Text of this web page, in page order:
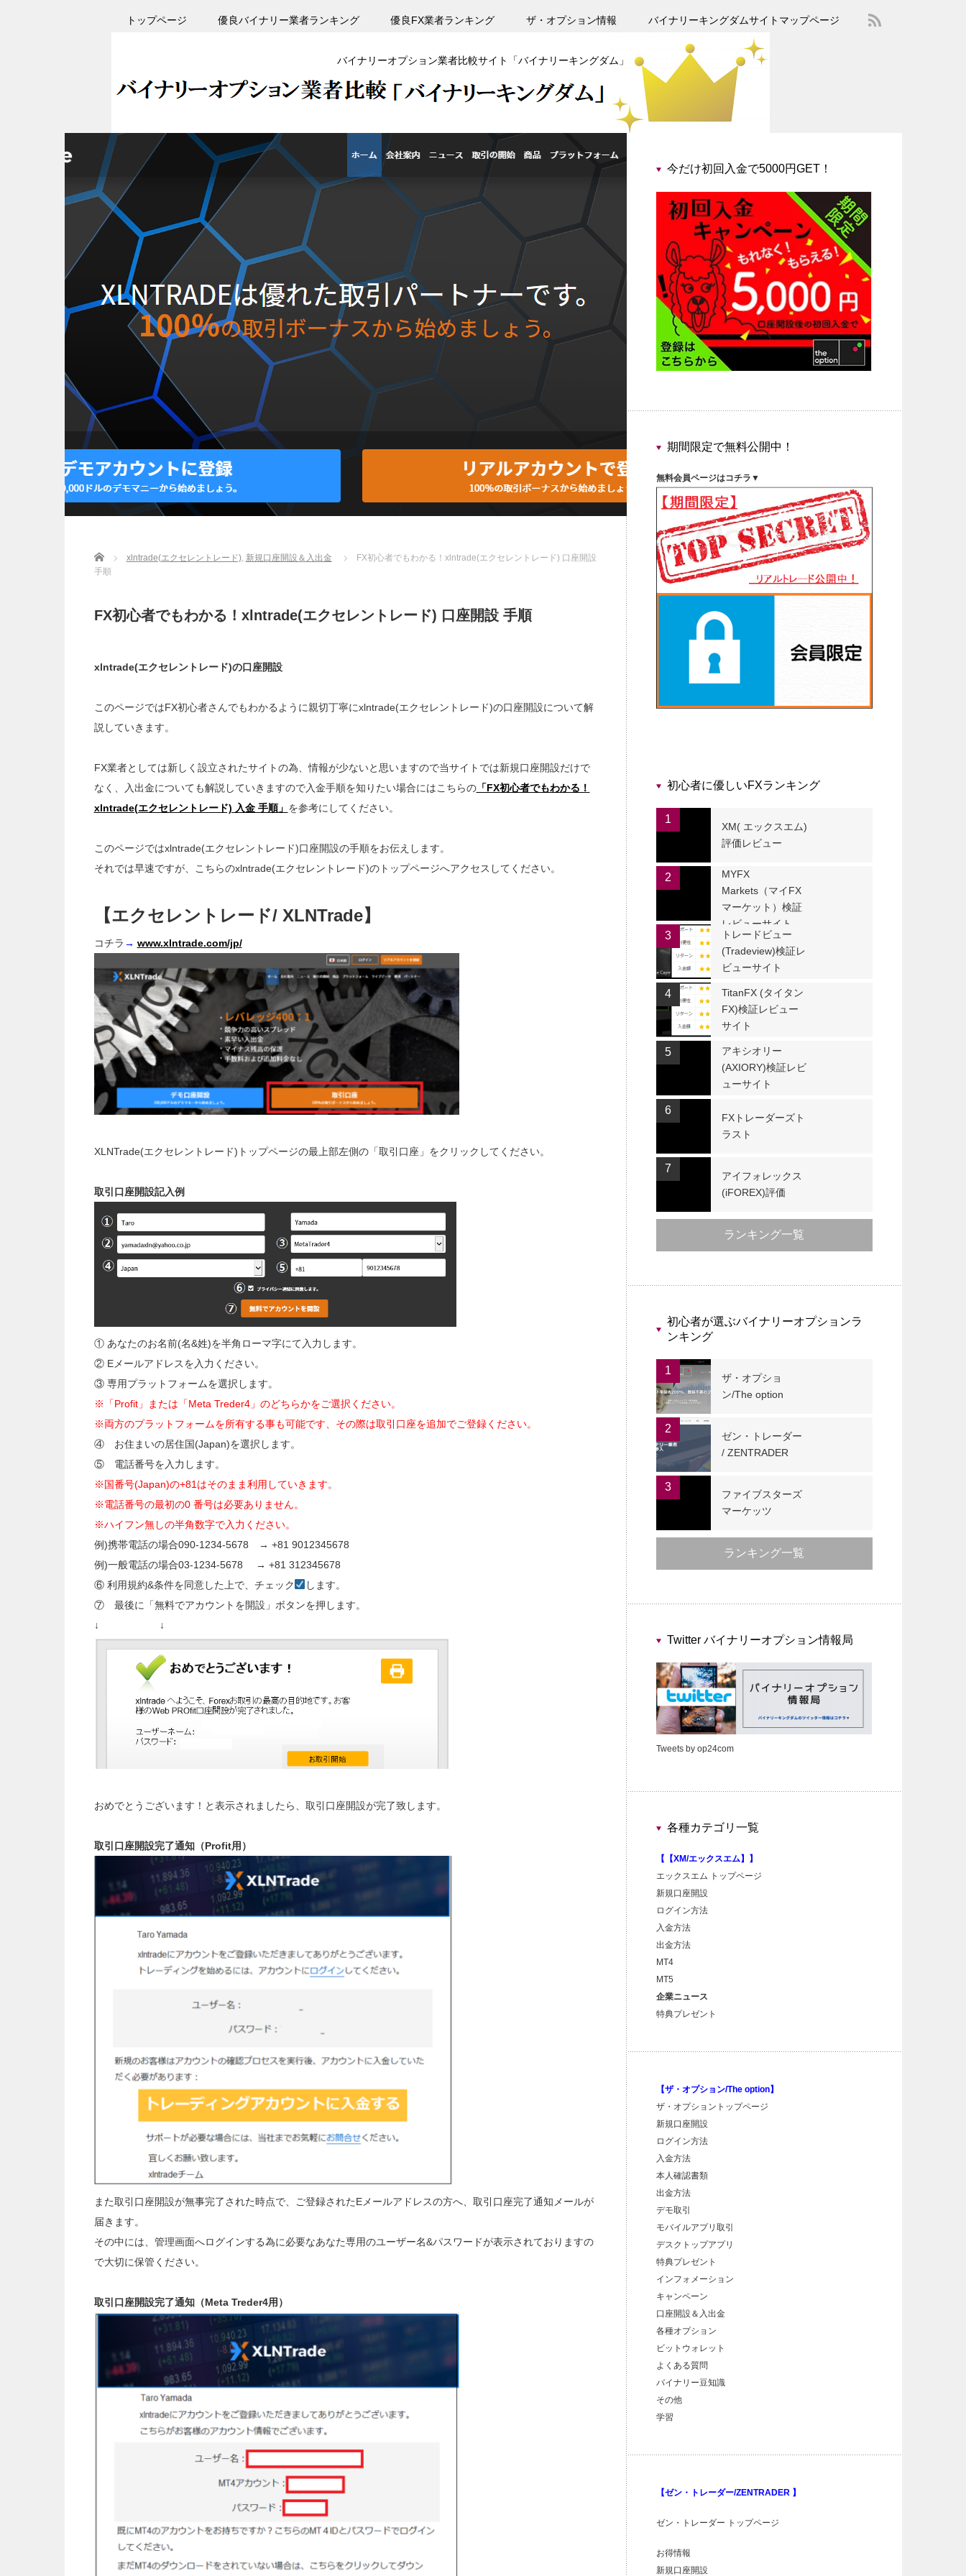
トップページ 優良バイナリー業者ランキング 優良FX業者ランキング ザ・オプション情報 バイナリーキングダムサイトマップページ
バイナリーオプション業者比較サイト「バイナリーキングダム」
Home xlntrade(エクセレントレード), 新規口座開設＆入出金
FX初心者でもわかる！xlntrade(エクセレントレード) 口座開設
手順
FX初心者でもわかる！xlntrade(エクセレントレード) 口座開設 手順
xlntrade(エクセレントレード)の口座開設
このページではFX初心者さんでもわかるように親切丁寧にxlntrade(エクセレントレード)の口座開設について解
説していきます。
FX業者としては新しく設立されたサイトの為、情報が少ないと思いますので当サイトでは新規口座開設だけで
なく、入出金についても解説していきますので入金手順を知りたい場合にはこちらの「FX初心者でもわかる！
xlntrade(エクセレントレード) 入金 手順」 を参考にしてください。
このページではxlntrade(エクセレントレード)口座開設の手順をお伝えします。
それでは早速ですが、こちらのxlntrade(エクセレントレード)のトップページへアクセスしてください。
【エクセレントレード/ XLNTrade】
コチラ → www.xlntrade.com/jp/
XLNTrade(エクセレントレード)トップページの最上部左側の「取引口座」をクリックしてください。
取引口座開設記入例
① あなたのお名前(名&姓)を半角ローマ字にて入力します。
② Eメールアドレスを入力ください。
③ 専用プラットフォームを選択します。
※「Profit」または「Meta Treder4」のどちらかをご選択ください。
※両方のプラットフォームを所有する事も可能です、その際は取引口座を追加でご登録ください。
④ お住まいの居住国(Japan)を選択します。
⑤ 電話番号を入力します。
※国番号(Japan)の+81はそのまま利用していきます。
※電話番号の最初の0 番号は必要ありません。
※ハイフン無しの半角数字で入力ください。
例)携帯電話の場合090-1234-5678 → +81 9012345678
例)一般電話の場合03-1234-5678 → +81 312345678
⑥ 利用規約&条件を同意した上で、チェック
します。
⑦ 最後に「無料でアカウントを開設」ボタンを押します。
↓ ↓
おめでとうございます！と表示されましたら、取引口座開設が完了致します。
取引口座開設完了通知（Profit用）
また取引口座開設が無事完了された時点で、ご登録されたEメールアドレスの方へ、取引口座完了通知メールが
届きます。
その中には、管理画面へログインする為に必要なあなた専用のユーザー名&パスワードが表示されておりますの
で大切に保管ください。
取引口座開設完了通知（Meta Treder4用）
今だけ初回入金で5000円GET！
期間限定で無料公開中！
無料会員ページはコチラ▼
初心者に優しいFXランキング
1
XM( エックスエム)
評価レビュー
2
MYFX
Markets（マイFX
マーケット）検証
レビューサイト
3
トレードビュー
(Tradeview)検証レ
ビューサイト
4
TitanFX (タイタン
FX)検証レビュー
サイト
5
アキシオリー
(AXIORY)検証レビ
ューサイト
6
FXトレーダーズト
ラスト
7
アイフォレックス
(iFOREX)評価
ランキング一覧
初心者が選ぶバイナリーオプションラ
ンキング
1
ザ・オプショ
ン/The option
2
ゼン・トレーダー
/ ZENTRADER
3
ファイブスターズ
マーケッツ
ランキング一覧
Twitter バイナリーオプション情報局
Tweets by op24com
各種カテゴリ一覧
【【XM/エックスエム】】
エックスエム トップページ
新規口座開設
ログイン方法
入金方法
出金方法
MT4
MT5
企業ニュース
特典プレゼント
【ザ・オプション/The option】
ザ・オプショントップページ
新規口座開設
ログイン方法
入金方法
本人確認書類
出金方法
デモ取引
モバイルアプリ取引
デスクトップアプリ
特典プレゼント
インフォメーション
キャンペーン
口座開設＆入出金
各種オプション
ビットウォレット
よくある質問
バイナリー豆知識
その他
学習
【ゼン・トレーダー/ZENTRADER 】
ゼン・トレーダー トップページ
お得情報
新規口座開設